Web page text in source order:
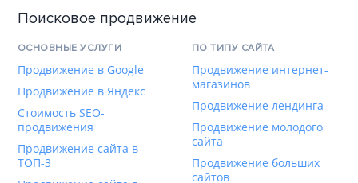
Поисковое продвижение
ОСНОВНЫЕ УСЛУГИ
Продвижение в Google
Продвижение в Яндекс
Стоимость SEO-
продвижения
Продвижение сайта в
ТОП-3
ПО ТИПУ САЙТА
Продвижение интернет-
магазинов
Продвижение лендинга
Продвижение молодого
сайта
Продвижение больших
сайтов